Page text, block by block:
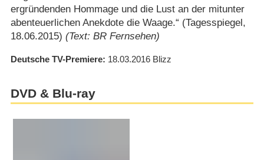
ergründenden Hommage und die Lust an der mitunter
abenteuerlichen Anekdote die Waage.“ (Tagesspiegel,
18.06.2015) (Text: BR Fernsehen)
Deutsche TV-Premiere 18.03.2016 Blizz
DVD & Blu-ray